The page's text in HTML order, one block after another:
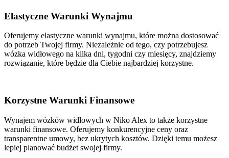
Elastyczne Warunki Wynajmu
Oferujemy elastyczne warunki wynajmu, które można dostosować
do potrzeb Twojej firmy. Niezależnie od tego, czy potrzebujesz
wózka widłowego na kilka dni, tygodni czy miesięcy, znajdziemy
rozwiązanie, które będzie dla Ciebie najbardziej korzystne.
Korzystne Warunki Finansowe
Wynajem wózków widłowych w Niko Alex to także korzystne
warunki finansowe. Oferujemy konkurencyjne ceny oraz
transparentne umowy, bez ukrytych kosztów. Dzięki temu możesz
lepiej planować budżet swojej firmy.